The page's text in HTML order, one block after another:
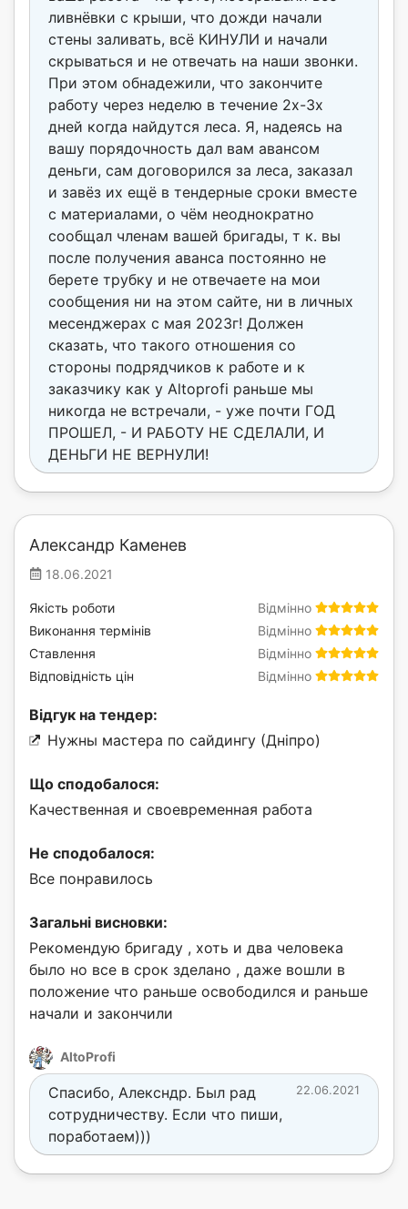
ливнёвки с крыши, что дожди начали
стены заливать, всё КИНУЛИ и начали
скрываться и не отвечать на наши звонки.
При этом обнадежили, что закончите
работу через неделю в течение 2х-3х
дней когда найдутся леса. Я, надеясь на
вашу порядочность дал вам авансом
деньги, сам договорился за леса, заказал
и завёз их ещё в тендерные сроки вместе
с материалами, о чём неоднократно
сообщал членам вашей бригады, т к. вы
после получения аванса постоянно не
берете трубку и не отвечаете на мои
сообщения ни на этом сайте, ни в личных
месенджерах с мая 2023г! Должен
сказать, что такого отношения со
стороны подрядчиков к работе и к
заказчику как у Altoprofi раньше мы
никогда не встречали, - уже почти ГОД
ПРОШЕЛ, - И РАБОТУ НЕ СДЕЛАЛИ, И
ДЕНЬГИ НЕ ВЕРНУЛИ!
Александр Каменев
18.06.2021
Відмінно
Якість роботи
Відмінно
Виконання термінів
Відмінно
Ставлення
Відмінно
Відповідність цін
Відгук на тендер:
Нужны мастера по сайдингу (Дніпро)
Що сподобалося:
Качественная и своевременная работа
Не сподобалося:
Все понравилось
Загальні висновки:
Рекомендую бригаду , хоть и два человека
было но все в срок зделано , даже вошли в
положение что раньше освободился и раньше
начали и закончили
AltoProfi
22.06.2021
Спасибо, Алексндр. Был рад
сотрудничеству. Если что пиши,
поработаем)))